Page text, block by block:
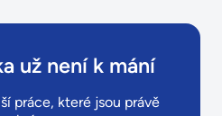
už není k mání
práce, které jsou právě